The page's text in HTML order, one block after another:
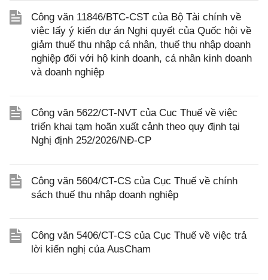
Công văn 11846/BTC-CST của Bộ Tài chính về
việc lấy ý kiến dự án Nghị quyết của Quốc hội về
giảm thuế thu nhập cá nhân, thuế thu nhập doanh
nghiệp đối với hộ kinh doanh, cá nhân kinh doanh
và doanh nghiệp
Công văn 5622/CT-NVT của Cục Thuế về việc
triển khai tạm hoãn xuất cảnh theo quy định tại
Nghị định 252/2026/NĐ-CP
Công văn 5604/CT-CS của Cục Thuế về chính
sách thuế thu nhập doanh nghiệp
Công văn 5406/CT-CS của Cục Thuế về việc trả
lời kiến nghị của AusCham